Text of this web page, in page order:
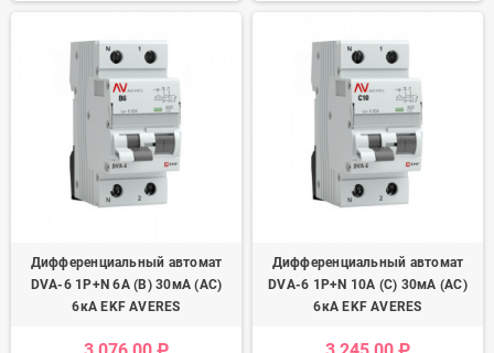
Дифференциальный автомат
DVA-6 1P+N 6А (B) 30мА (AC)
6кА EKF AVERES
Дифференциальный автомат
DVA-6 1P+N 10А (C) 30мА (AC)
6кА EKF AVERES